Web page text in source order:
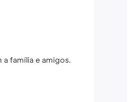
família e amigos.